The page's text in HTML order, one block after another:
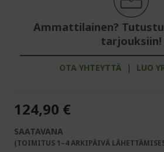
Ammattilainen?
tarjouksiin!
OTA YHTEYTTÄ | LUO
124,90 €
SAATAVANA
(TOIMITUS 1–4 ARKIPÄIVÄ